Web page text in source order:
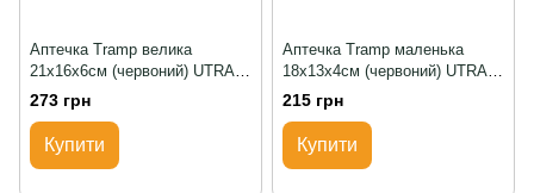
Аптечка Tramp велика
21x16x6см (червоний) UTRA-
192
273 грн
Купити
Аптечка Tramp маленька
18х13х4см (червоний) UTRA-
194
215 грн
Купити